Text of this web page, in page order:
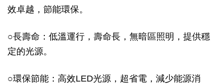
效卓越，節能環保。
○長壽命：低溫運行，壽命長，無暗區照明，提供穩
定的光源。
○環保節能：高效LED光源，超省電，減少能源消